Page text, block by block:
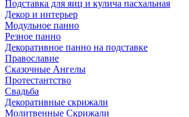
Подставка для яиц и кулича пасхальная
Декор и интерьер
Модульное панно
Резное панно
Декоративное панно на подставке
Православие
Сказочные Ангелы
Протестантство
Свадьба
Декоративные скрижали
Молитвенные Скрижали